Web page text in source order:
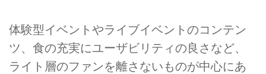
体験型イベントやライブイベントのコンテン
ツ、食の充実にユーザビリティの良さなど、
ライト層のファンを離さないものが中心にあ